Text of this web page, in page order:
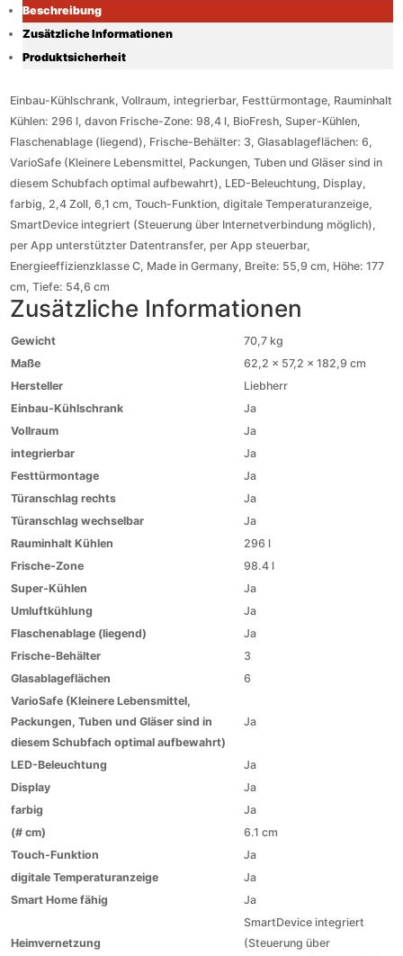
Beschreibung
Zusätzliche Informationen
Produktsicherheit
Einbau-Kühlschrank, Vollraum, integrierbar, Festtürmontage, Rauminhalt
Kühlen: 296 l, davon Frische-Zone: 98,4 l, BioFresh, Super-Kühlen,
Flaschenablage (liegend), Frische-Behälter: 3, Glasablageflächen: 6,
VarioSafe (Kleinere Lebensmittel, Packungen, Tuben und Gläser sind in
diesem Schubfach optimal aufbewahrt), LED-Beleuchtung, Display,
farbig, 2,4 Zoll, 6,1 cm, Touch-Funktion, digitale Temperaturanzeige,
SmartDevice integriert (Steuerung über Internetverbindung möglich),
per App unterstützter Datentransfer, per App steuerbar,
Energieeffizienzklasse C, Made in Germany, Breite: 55,9 cm, Höhe: 177
cm, Tiefe: 54,6 cm
Zusätzliche Informationen
Gewicht
70,7 kg
Maße
62,2 × 57,2 × 182,9 cm
Hersteller
Liebherr
Einbau-Kühlschrank
Ja
Vollraum
Ja
integrierbar
Ja
Festtürmontage
Ja
Türanschlag rechts
Ja
Türanschlag wechselbar
Ja
Rauminhalt Kühlen
296 l
Frische-Zone
98.4 l
Super-Kühlen
Ja
Umluftkühlung
Ja
Flaschenablage (liegend)
Ja
Frische-Behälter
3
Glasablageflächen
6
VarioSafe (Kleinere Lebensmittel,
Packungen, Tuben und Gläser sind in
diesem Schubfach optimal aufbewahrt)
Ja
LED-Beleuchtung
Ja
Display
Ja
farbig
Ja
(# cm)
6.1 cm
Touch-Funktion
Ja
digitale Temperaturanzeige
Ja
Smart Home fähig
Ja
Heimvernetzung
SmartDevice integriert
(Steuerung über